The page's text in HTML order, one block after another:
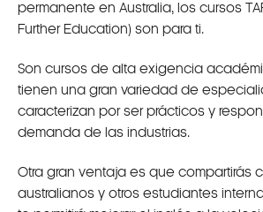
permanente en Australia, los cursos
Further Education) son para ti.
Son cursos de alta exigencia
tienen una gran variedad de
caracterizan por ser prácticos y
demanda de las industrias.
Otra gran ventaja es que compartirás
australianos y otros estudiantes